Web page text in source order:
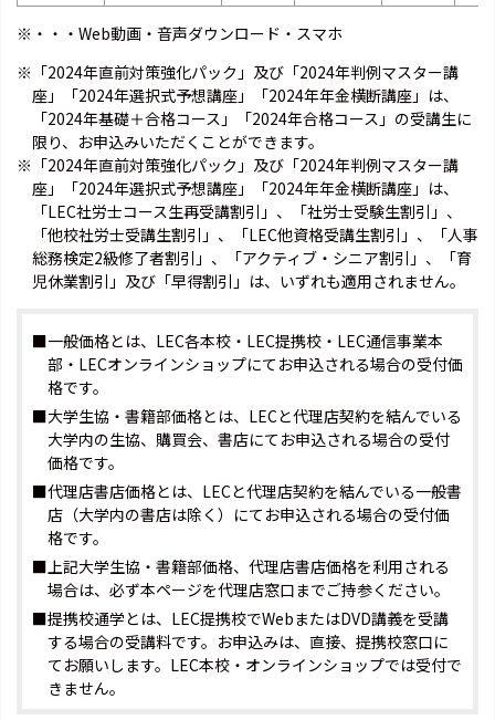
※・・・Web動画・音声ダウンロード・スマホ
※「2024年直前対策強化パック」及び「2024年判例マスター講
座」「2024年選択式予想講座」「2024年年金横断講座」は、
「2024年基礎＋合格コース」「2024年合格コース」の受講生に
限り、お申込みいただくことができます。
※「2024年直前対策強化パック」及び「2024年判例マスター講
座」「2024年選択式予想講座」「2024年年金横断講座」は、
「LEC社労士コース生再受講割引」、「社労士受験生割引」、
「他校社労士受講生割引」、「LEC他資格受講生割引」、「人事
総務検定2級修了者割引」、「アクティブ・シニア割引」、「育
児休業割引」及び「早得割引」は、いずれも適用されません。
■一般価格とは、LEC各本校・LEC提携校・LEC通信事業本
部・LECオンラインショップにてお申込される場合の受付価
格です。
■大学生協・書籍部価格とは、LECと代理店契約を結んでいる
大学内の生協、購買会、書店にてお申込される場合の受付
価格です。
■代理店書店価格とは、LECと代理店契約を結んでいる一般書
店（大学内の書店は除く）にてお申込される場合の受付価
格です。
■上記大学生協・書籍部価格、代理店書店価格を利用される
場合は、必ず本ページを代理店窓口までご持参ください。
■提携校通学とは、LEC提携校でWebまたはDVD講義を受講
する場合の受講料です。お申込みは、直接、提携校窓口に
てお願いします。LEC本校・オンラインショップでは受付で
きません。